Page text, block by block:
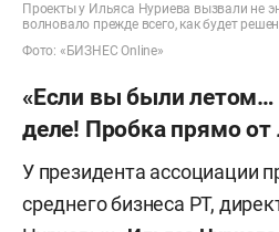
Проекты у Ильяса Нуриева вызвали не
волновало прежде всего, как будет
Фото: «БИЗНЕС Online»
«Если вы были
деле! Пробка прямо
У президента ассоциации
среднего бизнеса РТ,